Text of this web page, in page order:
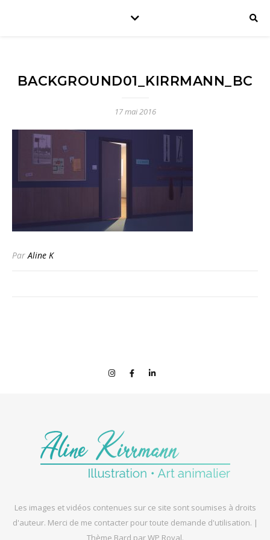
BACKGROUND01_KIRRMANN_BC
17 mai 2016
ParAline K
Les images et vidéos contenues sur ce site sont soumises à droits
d'auteur. Merci de me contacter pour toute demande d'utilisation. |
Thème Bard parWP Royal.